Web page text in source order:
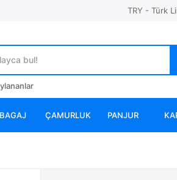
TRY - Türk
BAGAJ ÇAMURLUK PANJUR